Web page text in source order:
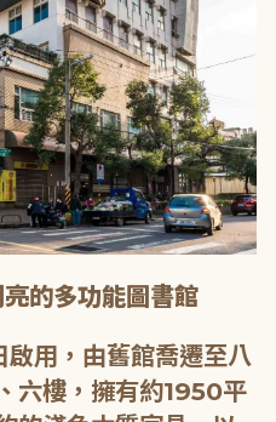
的多功能圖書館
用，由舊館喬遷至八
六樓，擁有約1950平